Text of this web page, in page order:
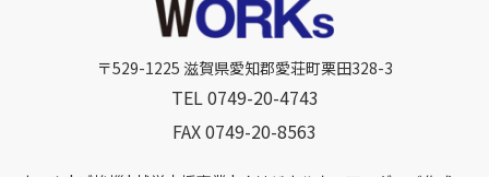
〒529-1225 滋賀県愛知郡愛荘町栗田328-3
TEL 0749-20-4743
FAX 0749-20-8563